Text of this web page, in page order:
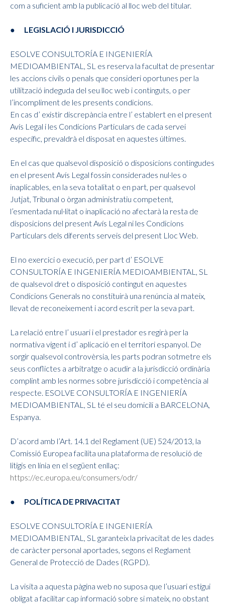
com a suficient amb la publicació al lloc web del titular.
● LEGISLACIÓ I JURISDICCIÓ
ESOLVE CONSULTORÍA E INGENIERÍA
MEDIOAMBIENTAL, SL es reserva la facultat de presentar
les accions civils o penals que consideri oportunes per la
utilització indeguda del seu lloc web i continguts, o per
l’incompliment de les presents condicions.
En cas d’ existir discrepància entre l’ establert en el present
Avís Legal i les Condicions Particulars de cada servei
específic, prevaldrà el disposat en aquestes últimes.
En el cas que qualsevol disposició o disposicions contingudes
en el present Avís Legal fossin considerades nul·les o
inaplicables, en la seva totalitat o en part, per qualsevol
Jutjat, Tribunal o òrgan administratiu competent,
l’esmentada nul·litat o inaplicació no afectarà la resta de
disposicions del present Avís Legal ni les Condicions
Particulars dels diferents serveis del present Lloc Web.
El no exercici o execució, per part d’ ESOLVE
CONSULTORÍA E INGENIERÍA MEDIOAMBIENTAL, SL
de qualsevol dret o disposició contingut en aquestes
Condicions Generals no constituirà una renúncia al mateix,
llevat de reconeixement i acord escrit per la seva part.
La relació entre l’ usuari i el prestador es regirà per la
normativa vigent i d’ aplicació en el territori espanyol. De
sorgir qualsevol controvèrsia, les parts podran sotmetre els
seus conflictes a arbitratge o acudir a la jurisdicció ordinària
complint amb les normes sobre jurisdicció i competència al
respecte. ESOLVE CONSULTORÍA E INGENIERÍA
MEDIOAMBIENTAL, SL té el seu domicili a BARCELONA,
Espanya.
D’acord amb l’Art. 14.1 del Reglament (UE) 524/2013, la
Comissió Europea facilita una plataforma de resolució de
litigis en línia en el següent enllaç:
https://ec.europa.eu/consumers/odr/
● POLÍTICA DE PRIVACITAT
ESOLVE CONSULTORÍA E INGENIERÍA
MEDIOAMBIENTAL, SL garanteix la privacitat de les dades
de caràcter personal aportades, segons el Reglament
General de Protecció de Dades (RGPD).
La visita a aquesta pàgina web no suposa que l’usuari estigui
obligat a facilitar cap informació sobre si mateix, no obstant